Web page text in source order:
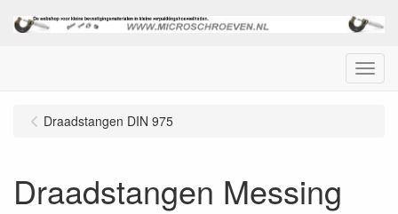
Menu
Draadstangen DIN 975
Draadstangen Messing